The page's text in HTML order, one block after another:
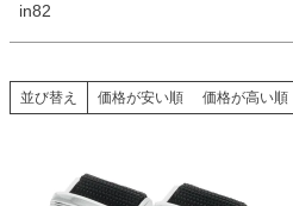
in82
並び替え 価格が安い順 価格が高い順